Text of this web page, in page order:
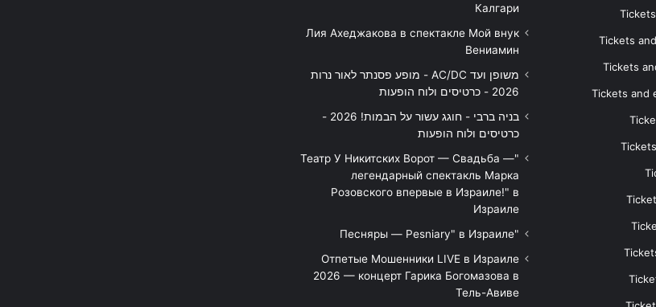
Tickets
Tickets
Tickets and
Калгари
Лия Ахеджакова в спектакле Мой внук
Вениамин
משופן ועד AC/DC - מופע פסנתר לאור נרות
2026 - כרטיסים ולוח הופעות
בניה ברבי - חוגג עשור על הבמות! 2026 -
כרטיסים ולוח הופעות
"Театр У Никитских Ворот — Свадьба —
легендарный спектакль Марка
Розовского впервые в Израиле!" в
Израиле
"Песняры — Pesniary" в Израиле
Отпетые Мошенники LIVE в Израиле
2026 — концерт Гарика Богомазова в
Тель-Авиве